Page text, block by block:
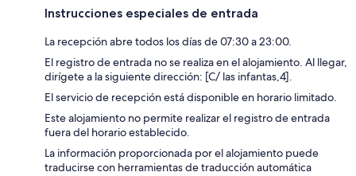
Instrucciones especiales de entrada
La recepción abre todos los días de 07:30 a 23:00.
El registro de entrada no se realiza en el alojamiento. Al llegar,
dirígete a la siguiente dirección: [C/ las infantas,4].
El servicio de recepción está disponible en horario limitado.
Este alojamiento no permite realizar el registro de entrada
fuera del horario establecido.
La información proporcionada por el alojamiento puede
traducirse con herramientas de traducción automática